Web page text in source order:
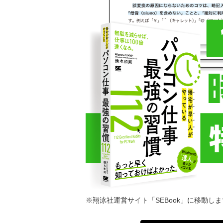
※翔泳社運営サイト「SEBook」に移動し